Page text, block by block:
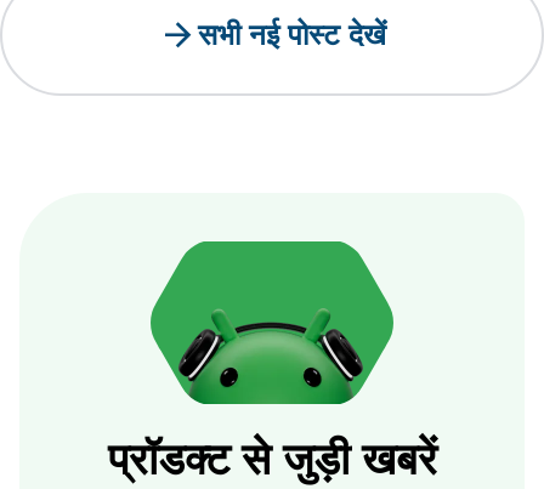
arrow_forwardसभी नई पोस्ट देखें
प्रॉडक्ट से जुड़ी खबरें